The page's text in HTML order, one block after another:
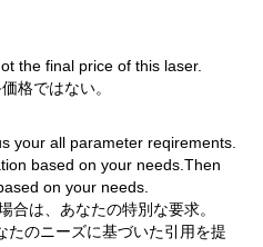
the final price of this laser.
格ではない。
your all parameter reqirements.
based on your needs.Then
on your needs.
合は、あなたの特別な要求。
たのニーズに基づいた引用を提